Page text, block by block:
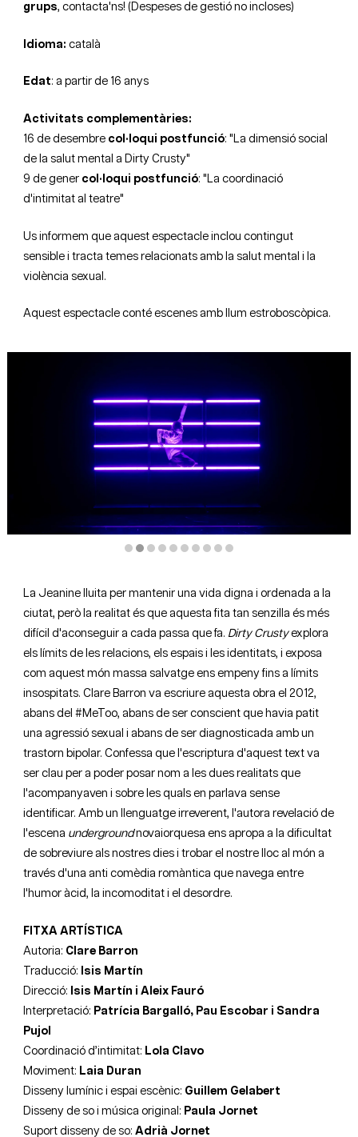
grups, contacta'ns! (Despeses de gestió no incloses)
Idioma: català
Edat: a partir de 16 anys
Activitats complementàries:
16 de desembre col·loqui postfunció: "La dimensió social
de la salut mental a Dirty Crusty"
9 de gener col·loqui postfunció: "La coordinació
d'intimitat al teatre"
Us informem que aquest espectacle inclou contingut
sensible i tracta temes relacionats amb la salut mental i la
violència sexual.
Aquest espectacle conté escenes amb llum estroboscòpica.
La Jeanine lluita per mantenir una vida digna i ordenada a la
ciutat, però la realitat és que aquesta fita tan senzilla és més
difícil d'aconseguir a cada passa que fa. Dirty Crustyexplora
els límits de les relacions, els espais i les identitats, i exposa
com aquest món massa salvatge ens empeny fins a límits
insospitats. Clare Barron va escriure aquesta obra el 2012,
abans del #MeToo, abans de ser conscient que havia patit
una agressió sexual i abans de ser diagnosticada amb un
trastorn bipolar. Confessa que l'escriptura d'aquest text va
ser clau per a poder posar nom a les dues realitats que
l'acompanyaven i sobre les quals en parlava sense
identificar. Amb un llenguatge irreverent, l'autora revelació de
l'escena undergroundnovaiorquesa ens apropa a la dificultat
de sobreviure als nostres dies i trobar el nostre lloc al món a
través d'una anti comèdia romàntica que navega entre
l'humor àcid, la incomoditat i el desordre.
FITXA ARTÍSTICA
Autoria: Clare Barron
Traducció: Isis Martín
Direcció: Isis Martín i Aleix Fauró
Interpretació: Patrícia Bargalló, Pau Escobar i Sandra
Pujol
Coordinació d’intimitat: Lola Clavo
Moviment: Laia Duran
Disseny lumínic i espai escènic: Guillem Gelabert
Disseny de so i música original: Paula Jornet
Suport disseny de so: Adrià Jornet